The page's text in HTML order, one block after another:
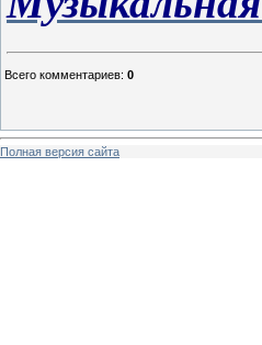
Всего комментариев: 0
Полная версия сайта